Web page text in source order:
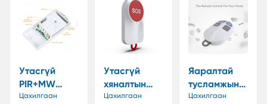
Утасгүй
PIR+MW
Хөдөлгөөн
Цахилгаан
Утасгүй
хяналтын
удирдлага
Цахилгаан
Яаралтай
тусламжын
утасгүй SOS
Цахилгаан